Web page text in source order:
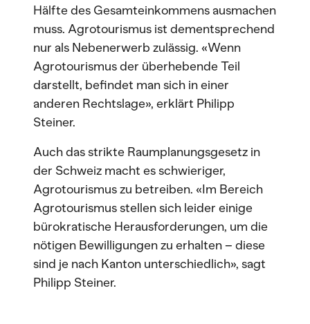
Hälfte des Gesamteinkommens ausmachen
muss. Agrotourismus ist dementsprechend
nur als Nebenerwerb zulässig. «Wenn
Agrotourismus der überhebende Teil
darstellt, befindet man sich in einer
anderen Rechtslage», erklärt Philipp
Steiner.
Auch das strikte Raumplanungsgesetz in
der Schweiz macht es schwieriger,
Agrotourismus zu betreiben. «Im Bereich
Agrotourismus stellen sich leider einige
bürokratische Herausforderungen, um die
nötigen Bewilligungen zu erhalten – diese
sind je nach Kanton unterschiedlich», sagt
Philipp Steiner.